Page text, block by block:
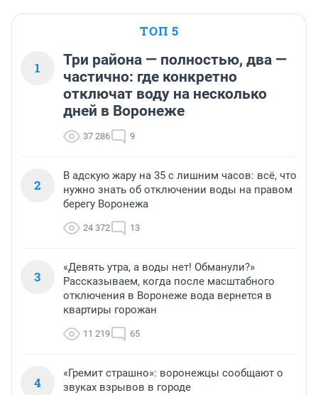
ТОП 5
1
Три района — полностью, два —
частично: где конкретно
отключат воду на несколько
дней в Воронеже
37 286 9
2
В адскую жару на 35 с лишним часов: всё, что
нужно знать об отключении воды на правом
берегу Воронежа
24 372 13
3
«Девять утра, а воды нет! Обманули?»
Рассказываем, когда после масштабного
отключения в Воронеже вода вернется в
квартиры горожан
11 219 65
4
«Гремит страшно»: воронежцы сообщают о
звуках взрывов в городе